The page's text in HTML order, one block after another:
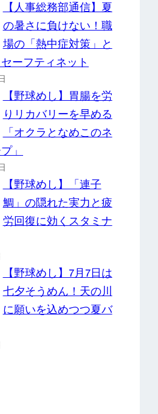
【人事総務部通信】夏
の暑さに負けない！職
場の「熱中症対策」と
ーフティネット
【野球めし】胃腸を労
りリカバリーを早める
「オクラとなめこのネ
」
【野球めし】「連子
鯛」の隠れた実力と疲
労回復に効くスタミナ
【野球めし】7月7日は
七夕そうめん！天の川
に願いを込めつつ夏バ